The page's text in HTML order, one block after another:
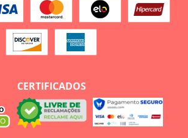
CERTIFICADOS